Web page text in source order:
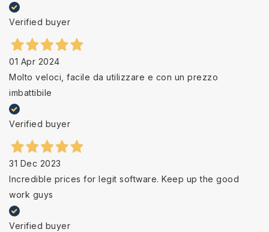
Verified buyer
01 Apr 2024
Molto veloci, facile da utilizzare e con un prezzo
imbattibile
Verified buyer
31 Dec 2023
Incredible prices for legit software. Keep up the good
work guys
Verified buyer